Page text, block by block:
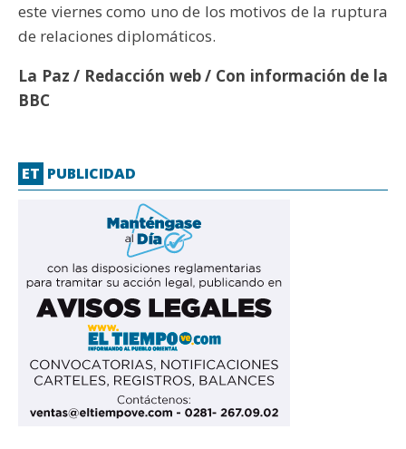
este viernes como uno de los motivos de la ruptura
de relaciones diplomáticos.
La Paz / Redacción web / Con información de la
BBC
ET PUBLICIDAD